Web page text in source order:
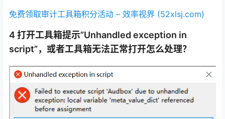
免费领取审计工具箱积分活动 – 效率视界 (52xlsj.com)
4 打开工具箱提示”Unhandled exception in
script”，或者工具箱无法正常打开怎么处理？